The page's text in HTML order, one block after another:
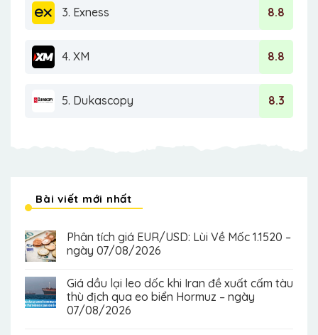
3. Exness 8.8
4. XM 8.8
5. Dukascopy 8.3
Bài viết mới nhất
Phân tích giá EUR/USD: Lùi Về Mốc 1.1520 –
ngày 07/08/2026
Giá dầu lại leo dốc khi Iran đề xuất cấm tàu
thù địch qua eo biển Hormuz – ngày
07/08/2026